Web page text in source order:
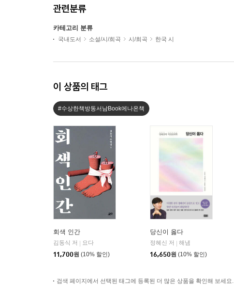
관련분류
카테고리 분류
국내도서 소설/시/희곡 시/희곡 한국 시
이 상품의 태그
#수상한책방동서남Book에나온책
회색 인간
김동식 저
요다
11,700원 (10% 할인)
당신이 옳다
정혜신 저
해냄
16,650원 (10% 할인)
검색 페이지에서 선택된 태그에 등록된 더 많은 상품을 확인해 보세요.